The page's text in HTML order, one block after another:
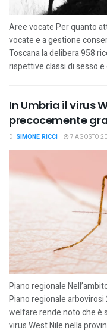
Aree vocate Per quanto
vocate e a gestione
Toscana la delibera 958
rispettive classi di sesso e
In Umbria il virus
precocemente
DI SIMONE RICCI 7 AGOSTO
Piano regionale
Piano regionale
welfare rende noto che è
virus West Nile nella